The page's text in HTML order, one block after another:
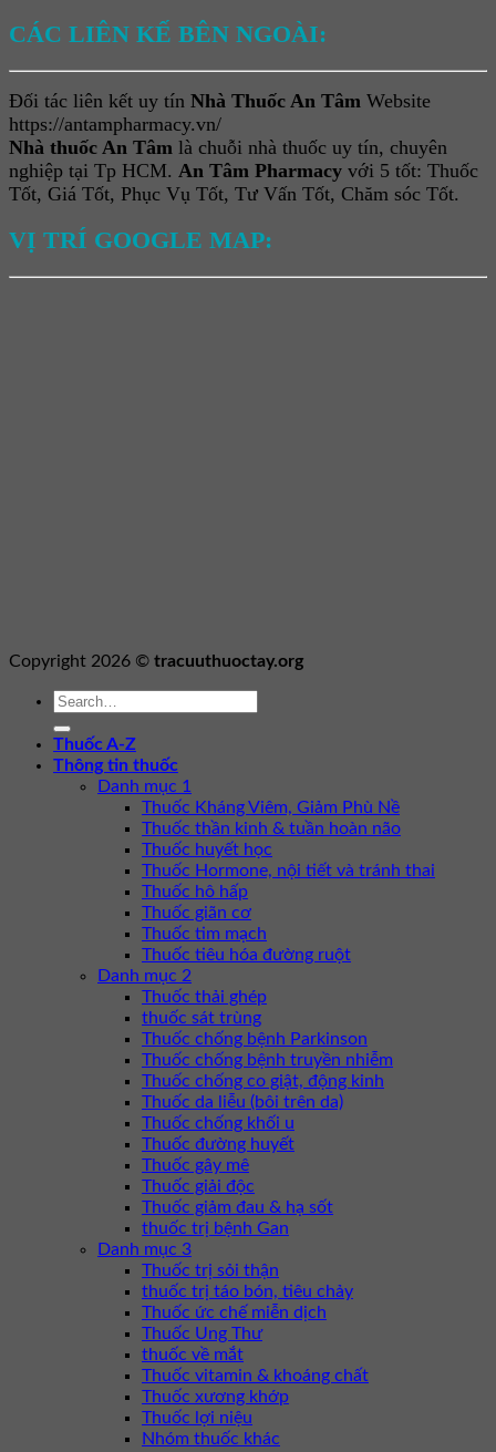
CÁC LIÊN KẾ BÊN NGOÀI:
Đối tác liên kết uy tín Nhà Thuốc An Tâm Website
https://antampharmacy.vn/
Nhà thuốc An Tâm là chuỗi nhà thuốc uy tín, chuyên
nghiệp tại Tp HCM. An Tâm Pharmacy với 5 tốt: Thuốc
Tốt, Giá Tốt, Phục Vụ Tốt, Tư Vấn Tốt, Chăm sóc Tốt.
VỊ TRÍ GOOGLE MAP:
Copyright 2026 © tracuuthuoctay.org
Thuốc A-Z
Thông tin thuốc
Danh mục 1
Thuốc Kháng Viêm, Giảm Phù Nề
Thuốc thần kinh & tuần hoàn não
Thuốc huyết học
Thuốc Hormone, nội tiết và tránh thai
Thuốc hô hấp
Thuốc giãn cơ
Thuốc tim mạch
Thuốc tiêu hóa đường ruột
Danh mục 2
Thuốc thải ghép
thuốc sát trùng
Thuốc chống bệnh Parkinson
Thuốc chống bệnh truyền nhiễm
Thuốc chống co giật, động kinh
Thuốc da liễu (bôi trên da)
Thuốc chống khối u
Thuốc đường huyết
Thuốc gây mê
Thuốc giải độc
Thuốc giảm đau & hạ sốt
thuốc trị bệnh Gan
Danh mục 3
Thuốc trị sỏi thận
thuốc trị táo bón, tiêu chảy
Thuốc ức chế miễn dịch
Thuốc Ung Thư
thuốc về mắt
Thuốc vitamin & khoáng chất
Thuốc xương khớp
Thuốc lợi niệu
Nhóm thuốc khác